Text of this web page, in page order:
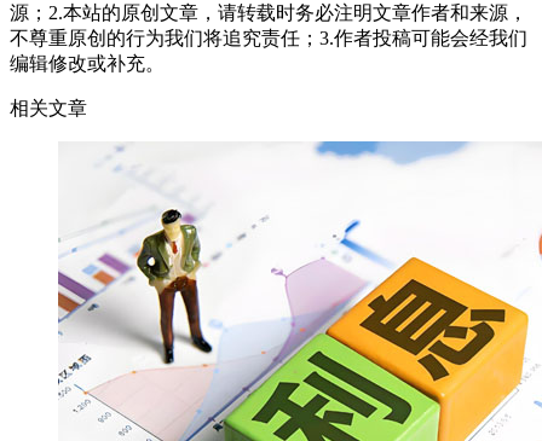
源；2.本站的原创文章，请转载时务必注明文章作者和来源，
不尊重原创的行为我们将追究责任；3.作者投稿可能会经我们
编辑修改或补充。
相关文章